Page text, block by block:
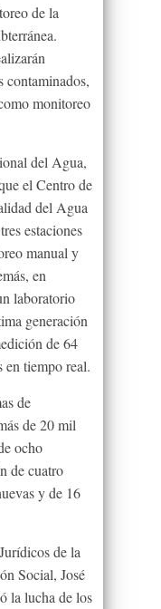
de la
contaminados,
monitoreo
del Agua,
el Centro de
del Agua
estaciones
manual y
en
laboratorio
generación
de 64
en tiempo real.
de
de 20 mil
ocho
de cuatro
y de 16
de la
Social, José
la lucha de los